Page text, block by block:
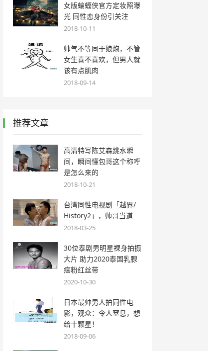
女版蝙蝠侠官方定妆照曝
光 同性恋身份引关注
2018-10-11
帅气不等同于娘炮，不管
女生喜不喜欢，但男人就
该有点肌肉
2018-09-14
推荐文章
高清特写陈艾森跳水瞬
间，瞬间懂包哥这个称呼
是怎么来的
2018-10-21
台湾同性电视剧「越界/
History2」，帅哥当道
2018-03-25
30位泰剧男明星裸身拍摄
大片 助力2020泰国乳腺
癌粉红丝带
2020-10-30
日本最帅男人拍同性电
影，观众：令人窒息，想
给十颗星！
2018-09-06